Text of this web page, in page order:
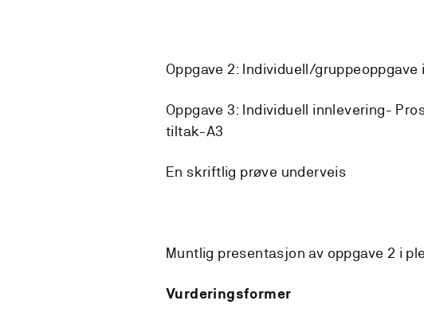
Oppgave 2: Individuell/
Oppgave 3: Individuell innlevering-
tiltak-A3
En skriftlig prøve underveis
Muntlig presentasjon av oppgave 2 i
Vurderingsformer